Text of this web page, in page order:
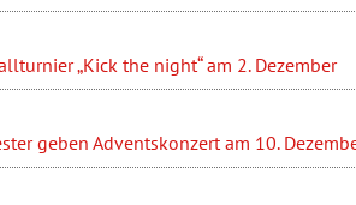
„Kick the night“ am 2. Dezember
geben Adventskonzert am 10.